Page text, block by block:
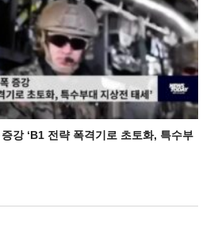
강 ‘B1 전략 폭격기로 초토화, 특수부